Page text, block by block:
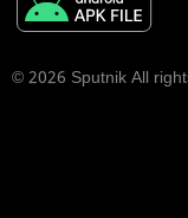
© 2026 Sputnik All